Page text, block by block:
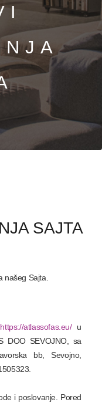
SAJTA
našeg Sajta.
https://atlassofas.eu/u
DOO SEVOJNO, sa
bb, Sevojno,
i poslovanje. Pored